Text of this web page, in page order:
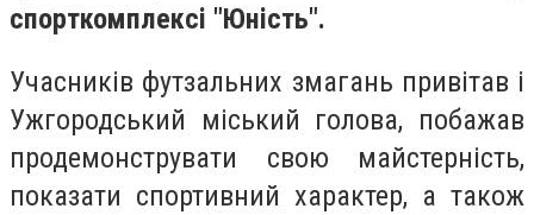
спорткомплексi "Юнiсть".
Учасникiв футзальних змагань привiтав i
Ужгородський мiський голова, побажав
продемонструвати свою майстернiсть,
показати спортивний характер, а також